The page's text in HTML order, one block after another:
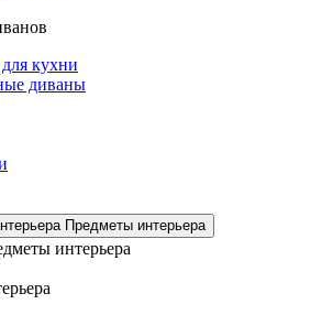
кухни
диваны
Предметы интерьера